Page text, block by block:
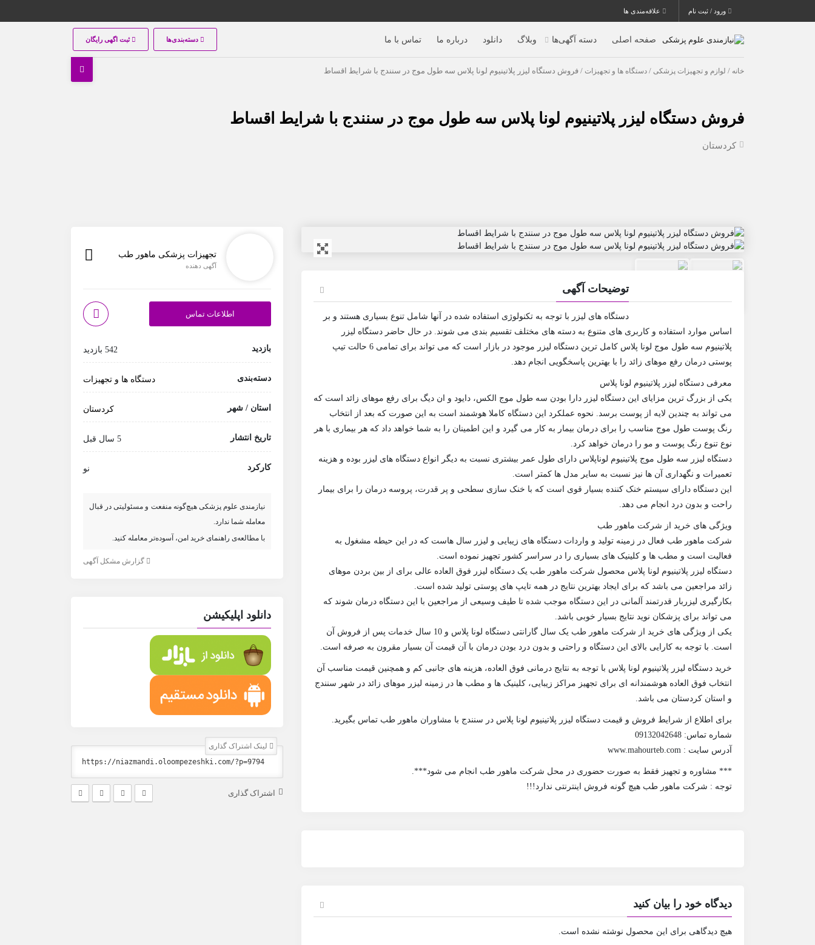
ورود / ثبت نام علاقه‌مندی ها
صفحه اصلی دسته آگهی‌ها وبلاگ دانلود درباره ما تماس با ما دسته‌بندی‌ها ثبت اگهی رایگان
خانه / لوازم و تجهیزات پزشکی / دستگاه ها و تجهیزات / فروش دستگاه لیزر پلاتینیوم لونا پلاس سه طول موج در سنندج با شرایط اقساط
فروش دستگاه لیزر پلاتینیوم لونا پلاس سه طول موج در سنندج با شرایط اقساط
کردستان
توضیحات آگهی
دستگاه های لیزر با توجه به تکنولوژی استفاده شده در آنها شامل تنوع بسیاری هستند و بر
اساس موارد استفاده و کاربری های متنوع به دسته های مختلف تقسیم بندی می شوند. در حال حاضر دستگاه لیزر
پلاتینیوم سه طول موج لونا پلاس کامل ترین دستگاه لیزر موجود در بازار است که می تواند برای تمامی 6 حالت تیپ
پوستی درمان رفع موهای زائد را با بهترین پاسخگویی انجام دهد.
معرفی دستگاه لیزر پلاتینیوم لونا پلاس
یکی از بزرگ‌ ترین مزایای این دستگاه لیزر دارا بودن سه طول موج الکس، دایود و ان دیگ برای رفع موهای زائد است که
می تواند به چندین لایه از پوست برسد. نحوه عملکرد این دستگاه کاملا هوشمند است به این صورت که بعد از انتخاب
رنگ پوست طول موج مناسب را برای درمان بیمار به کار می گیرد و این اطمینان را به شما خواهد داد که هر بیماری با هر
نوع تنوع رنگ پوست و مو را درمان خواهد کرد.
دستگاه لیزر سه طول موج پلاتینیوم لوناپلاس دارای طول عمر بیشتری نسبت به دیگر انواع دستگاه های لیزر بوده و هزینه
تعمیرات و نگهداری آن ها نیز نسبت به سایر مدل ها کمتر است.
این دستگاه دارای سیستم خنک ‌کننده بسیار قوی است که با خنک سازی سطحی و پر قدرت، پروسه درمان را برای بیمار
راحت و بدون درد انجام می دهد.
ویژگی های خرید از شرکت ماهور طب
شرکت ماهور طب فعال در زمینه تولید و واردات دستگاه های زیبایی و لیزر سال ‌هاست که در این حیطه مشغول به
فعالیت است و مطب ها و کلینیک‌ های بسیاری را در سراسر کشور تجهیز نموده است.
دستگاه لیزر پلاتینیوم لونا پلاس محصول شرکت ماهور طب یک دستگاه لیزر فوق العاده عالی برای از بین بردن موهای
زائد مراجعین می باشد که برای ایجاد بهترین نتایج در همه تایپ های پوستی تولید شده است.
بکارگیری لیزربار قدرتمند آلمانی در این دستگاه موجب شده تا طیف وسیعی از مراجعین با این دستگاه درمان شوند که
می تواند برای پزشکان نوید نتایج بسیار خوبی باشد.
یکی از ویژگی های خرید از شرکت ماهور طب یک سال گارانتی دستگاه لونا پلاس و 10 سال خدمات پس از فروش آن
است. با توجه به کارایی بالای این دستگاه و راحتی و بدون درد بودن درمان با آن قیمت آن بسیار مقرون به صرفه است.
خرید دستگاه لیزر پلاتینیوم لونا پلاس با توجه به نتایج درمانی فوق العاده، هزینه های جانبی کم و همچنین قیمت مناسب آن
انتخاب فوق العاده هوشمندانه ای برای تجهیز مراکز زیبایی، کلینیک ها و مطب ها در زمینه لیزر موهای زائد در شهر سنندج
و استان کردستان می باشد.
برای اطلاع از شرایط فروش و قیمت دستگاه لیزر پلاتینیوم لونا پلاس در سنندج با مشاوران ماهور طب تماس بگیرید.
شماره تماس: 09132042648
آدرس سایت : www.mahourteb.com
*** مشاوره و تجهیز فقط به صورت حضوری در محل شرکت ماهور طب انجام می شود***.
توجه : شرکت ماهور طب هیچ گونه فروش اینترنتی ندارد!!!
دیدگاه خود را بیان کنید
هیچ دیدگاهی برای این محصول نوشته نشده است.
تجهیزات پزشکی ماهور طب
آگهی دهنده
اطلاعات تماس
بازدید 542 بازدید
دسته‌بندی دستگاه ها و تجهیزات
استان / شهر کردستان
تاریخ انتشار 5 سال قبل
کارکرد نو
نیازمندی علوم پزشکی هیچ‌گونه منفعت و مسئولیتی در قبال
معامله شما ندارد.
با مطالعه‌ی راهنمای خرید امن، آسوده‌تر معامله کنید.
گزارش مشکل آگهی
دانلود اپلیکیشن
لینک اشتراک گذاری
اشتراک گذاری